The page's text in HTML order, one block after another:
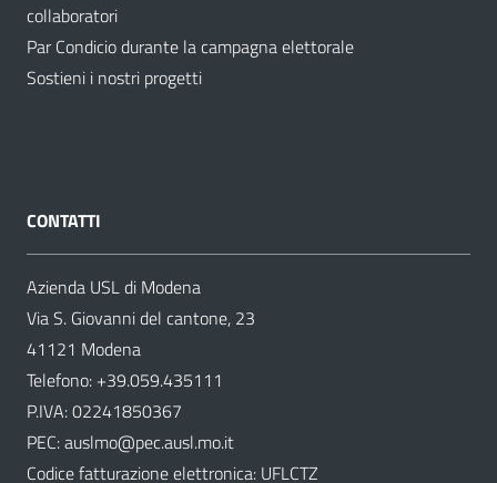
collaboratori
Par Condicio durante la campagna elettorale
Sostieni i nostri progetti
CONTATTI
Azienda USL di Modena
Via S. Giovanni del cantone, 23
41121 Modena
Telefono: +39.059.435111
P.IVA: 02241850367
PEC:auslmo@pec.ausl.mo.it
Codice fatturazione elettronica: UFLCTZ